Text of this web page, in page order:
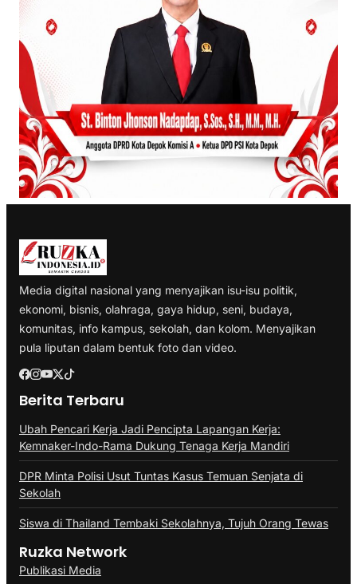
Media digital nasional yang menyajikan isu-isu politik,
ekonomi, bisnis, olahraga, gaya hidup, seni, budaya,
komunitas, info kampus, sekolah, dan kolom. Menyajikan
pula liputan dalam bentuk foto dan video.
Berita Terbaru
Ubah Pencari Kerja Jadi Pencipta Lapangan Kerja:
Kemnaker-Indo-Rama Dukung Tenaga Kerja Mandiri
DPR Minta Polisi Usut Tuntas Kasus Temuan Senjata di
Sekolah
Siswa di Thailand Tembaki Sekolahnya, Tujuh Orang Tewas
Ruzka Network
Publikasi Media